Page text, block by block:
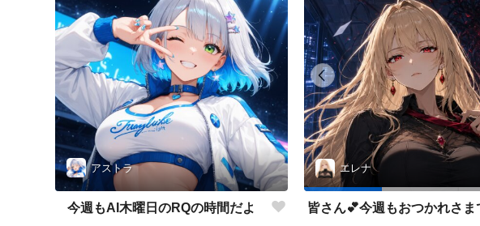
アストラ
今週もAI木曜日のRQの時間だよ
エレナ